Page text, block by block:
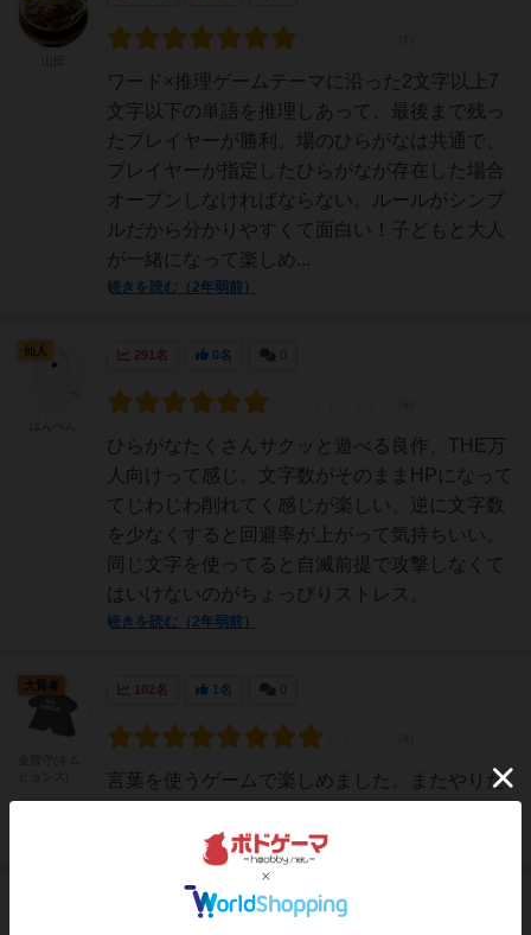
ワード×推理ゲームテーマに沿った2文字以上7
文字以下の単語を推理しあって、最後まで残っ
たプレイヤーが勝利。場のひらがなは共通で、
プレイヤーが指定したひらがなが存在した場合
オープンしなければならない。ルールがシンプ
ルだから分かりやすくて面白い！子どもと大人
が一緒になって楽しめ...
続きを読む（2年弱前）
291名 0名
ひらがなたくさんサクッと遊べる良作、THE万
人向けって感じ。文字数がそのままHPになって
てじわじわ削れてく感じが楽しい、逆に文字数
を少なくすると回避率が上がって気持ちいい。
同じ文字を使ってると自滅前提で攻撃しなくて
はいけないのがちょっぴりストレス。
続きを読む（2年弱前）
仙人
102名 1名
言葉を使うゲームで楽しめました。またやりた
続きを読む（約2年前）
大賢者
6名 0 充実